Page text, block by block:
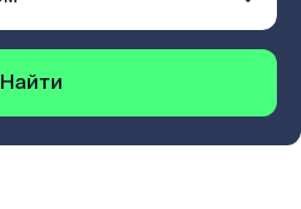
Найти